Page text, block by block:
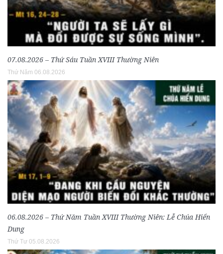
07.08.2026 – Thứ Sáu Tuần XVIII Thường Niên
Thứ Năm 06.08.2026
06.08.2026 – Thứ Năm Tuần XVIII Thường Niên: Lễ Chúa Hiển
Dung
Thứ Tư 05.08.2026